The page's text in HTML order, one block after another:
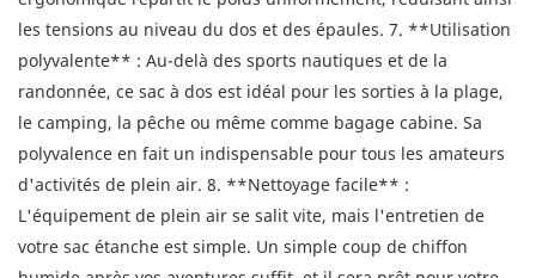
les tensions au niveau du dos et des épaules. 7. **Utilisation
polyvalente** : Au-delà des sports nautiques et de la
randonnée, ce sac à dos est idéal pour les sorties à la plage,
le camping, la pêche ou même comme bagage cabine. Sa
polyvalence en fait un indispensable pour tous les amateurs
d'activités de plein air. 8. **Nettoyage facile** :
L'équipement de plein air se salit vite, mais l'entretien de
votre sac étanche est simple. Un simple coup de chiffon